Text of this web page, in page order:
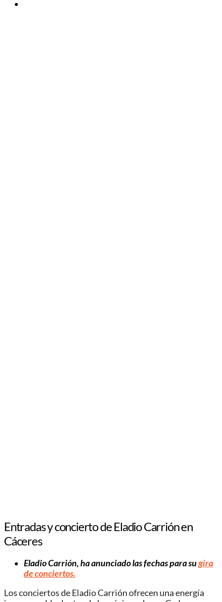
Entradas y concierto de Eladio Carrión en
Cáceres
Eladio Carrión, ha anunciado las fechas para sugira
de conciertos.
Los conciertos de Eladio Carrión ofrecen una energía